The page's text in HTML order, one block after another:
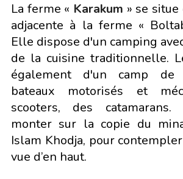
La ferme « Karakum » se
adjacente à la ferme «
Elle dispose d'un camping
de la cuisine traditionnelle.
également d'un camp de
bateaux motorisés et
scooters, des catamarans.
monter sur la copie du
Islam Khodja, pour
vue d’en haut.